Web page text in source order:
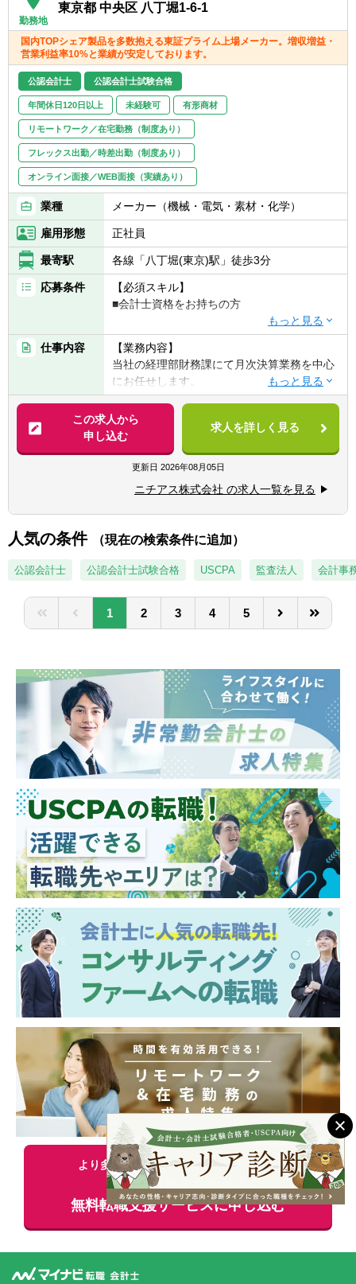
で構成されています。
【働き方】
■フレックスタイム制適用部署であり、柔軟
な働き方が可能です。（コアタイム11:00～
14:00）
勤務地
東京都 中央区 八丁堀1-6-1
国内TOPシェア製品を多数抱える東証プライム上場メーカー。増収増益・
営業利益率10%と業績が安定しております。
公認会計士 公認会計士試験合格
年間休日120日以上 未経験可 有形商材
リモートワーク／在宅勤務（制度あり）
フレックス出勤／時差出勤（制度あり）
オンライン面接／WEB面接（実績あり）
業種 メーカー（機械・電気・素材・化学）
雇用形態 正社員
最寄駅 各線「八丁堀(東京)駅」徒歩3分
応募条件
【必須スキル】
■会計士資格をお持ちの方
【歓迎スキル】
■会計事務所や税理士事務所出身の方
※上場企業でのご経験は問いません。
【企業担当の推しポイント】
■年間休日128日ときちんとお休みも取れる環
境です。
離職率約3%という数値にも働きやすさが表
れており、今回の転職で長期に渡り働ける企
業への転職をお考えの方には大変お勧めでき
■製造業界の幅広い企業との取引があり、事
年以上となった現在も、利益率10％以上をキ
仕事内容
【業務内容】
当社の経理部財務課にて月次決算業務を中心
にお任せします。
【詳細】
■単体・連結決算業務
■開示書類の作成（決算短信、四半期報告
書、有価証券報告書）
■税金計算・申告
■月次業務
■国内外の拠点、子会社への経理指導と支
社、工場、営業とのやりとり
※ご経験に応じて業務を決定致します。これ
らの業務を財務課のメンバーで分担・協力し
【配属先部署】
管理本部経理部経理課への配属となります。
経理課は総合職5名（40代課長１名、30代リ
ーダー1名、20代4名）、一般職1名の構成で
【当社の魅力】
■当社は主に断熱材やガスケットなど”熱や高
温のガス、蒸気を「断つ、保つ」技術”に強み
を持った製品を作っています。
■当社製品は発電、石油化学、建材、半導
体、自動車、航空宇宙等幅広い業界と取引が
あり、景気や業界不振に左右されにくい体制
が取れています。
■当社は利益率は10％・製造業の9割と取引の
ある安定企業です。リーマンショック時にも
売上に大きなへこみもなく、現在まで安定的
に推移しています。
【働き方】
■休日：土日祝休み
■年間休日：128日
この求人から
申し込む
求人を詳しく見る
更新日 2026年08月05日
ニチアス株式会社 の求人一覧を見る
人気の条件 （現在の検索条件に追加）
公認会計士 公認会計士試験合格 USCPA 監査法人 会計事
1 2 3 4 5
より多くの掲載情報をお伝えできます！
会計士資格を活かせる
無料転職支援サービスに申し込む